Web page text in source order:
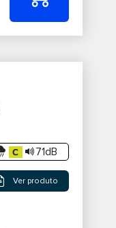
71dB
Ver produto